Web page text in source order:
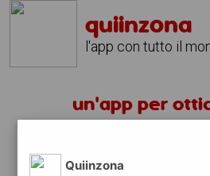
quiinzona
l'app con tutto il
un'app per
Quiinzona